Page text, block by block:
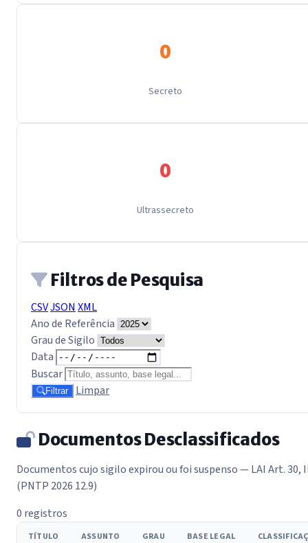
0
Secreto
0
Ultrassecreto
Filtros de Pesquisa
CSVJSON XML
Ano de Referência
Grau de Sigilo
Data
Buscar
Filtrar Limpar
Documentos Desclassificados
Documentos cujo sigilo expirou ou foi suspenso — LAI Art. 30,
(PNTP 2026 12.9)
0 registros
TÍTULO ASSUNTO GRAU BASE LEGAL